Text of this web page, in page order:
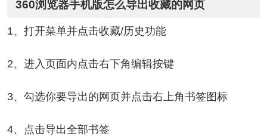
360浏览器手机版怎么导出收藏的网页
1、打开菜单并点击收藏/历史功能
2、进入页面内点击右下角编辑按键
3、勾选你要导出的网页并点击右上角书签图标
4、点击导出全部书签